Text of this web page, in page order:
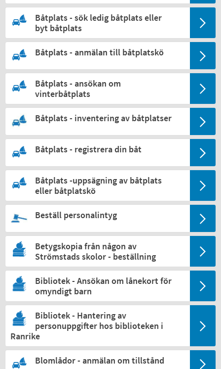
Båtplats - sök ledig båtplats eller
byt båtplats
Båtplats - anmälan till båtplatskö
Båtplats - ansökan om
vinterbåtplats
Båtplats - inventering av båtplatser
Båtplats - registrera din båt
Båtplats -uppsägning av båtplats
eller båtplatskö
Beställ personalintyg
Betygskopia från någon av
Strömstads skolor - beställning
Bibliotek - Ansökan om lånekort för
omyndigt barn
Bibliotek - Hantering av
personuppgifter hos biblioteken i
Ranrike
Blomlådor - anmälan om tillstånd